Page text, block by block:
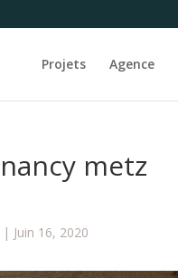
Projets Agence
metz
| Juin 16, 2020